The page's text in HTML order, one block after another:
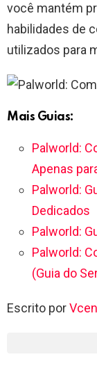
você mantém
habilidades de
utilizados para
Mais Guias:
Palworld:
Apenas
Palworld:
Dedicados
Palworld:
Palworld:
(Guia do
Escrito por